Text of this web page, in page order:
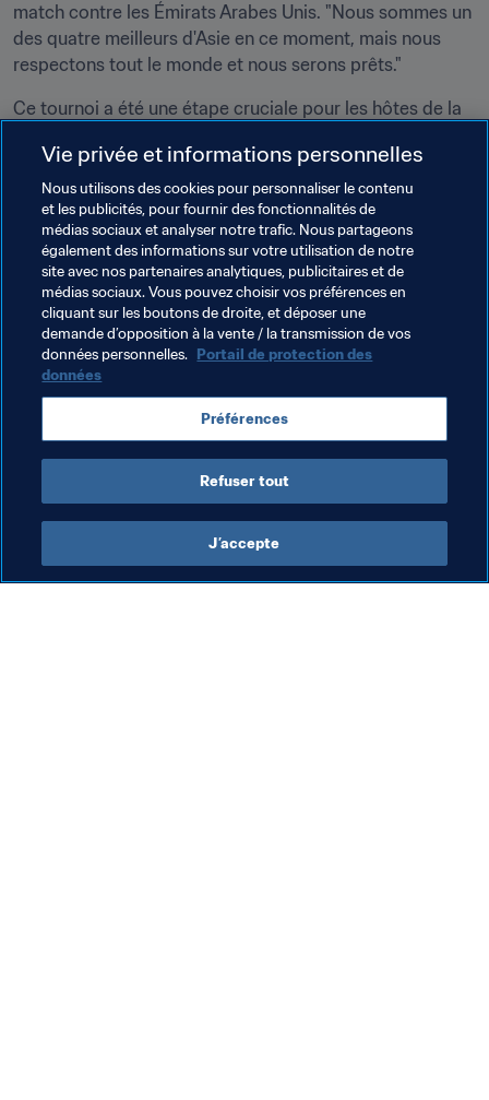
match contre les Émirats Arabes Unis. "Nous sommes un
des quatre meilleurs d'Asie en ce moment, mais nous
respectons tout le monde et nous serons prêts."
pas l'avantage de participer aux qualifications de la
prochaine édition de l'épreuve mondiale. En outre le
Qatar, au même titre que le Japon, est d'ores et déjà
invité à participer à la prochaine édition de la Copa
América, qui aura lieu cette année.
Thèmes en lien
Qatar
Vie privée et informations personnelles
Nous utilisons des cookies pour personnaliser le contenu
et les publicités, pour fournir des fonctionnalités de
médias sociaux et analyser notre trafic. Nous partageons
également des informations sur votre utilisation de notre
site avec nos partenaires analytiques, publicitaires et de
médias sociaux. Vous pouvez choisir vos préférences en
cliquant sur les boutons de droite, et déposer une
demande d’opposition à la vente / la transmission de vos
données personnelles. Portail de protection des
données
Préférences
Refuser tout
J’accepte